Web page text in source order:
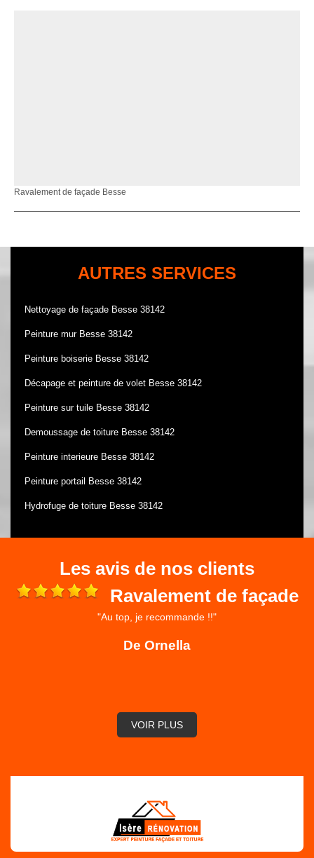
Ravalement de façade Besse
AUTRES SERVICES
Nettoyage de façade Besse 38142
Peinture mur Besse 38142
Peinture boiserie Besse 38142
Décapage et peinture de volet Besse 38142
Peinture sur tuile Besse 38142
Demoussage de toiture Besse 38142
Peinture interieure Besse 38142
Peinture portail Besse 38142
Hydrofuge de toiture Besse 38142
Les avis de nos clients
Ravalement de façade
"Au top, je recommande !!"
De Ornella
VOIR PLUS